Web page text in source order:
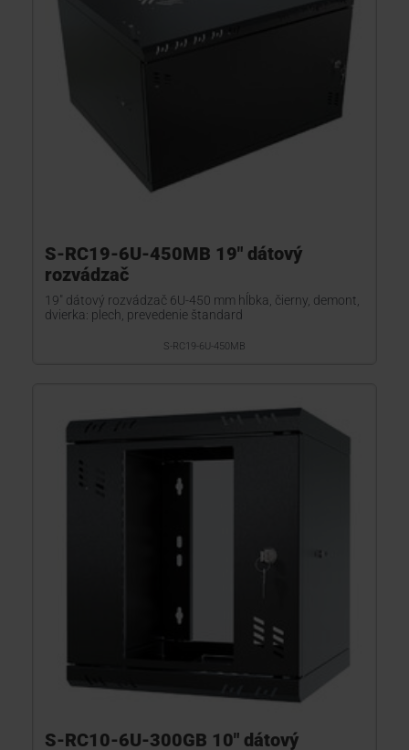
S-RC19-6U-450MB 19" dátový
rozvádzač
19" dátový rozvádzač 6U-450 mm hĺbka, čierny, demont,
dvierka: plech, prevedenie štandard
S-RC19-6U-450MB
S-RC10-6U-300GB 10" dátový